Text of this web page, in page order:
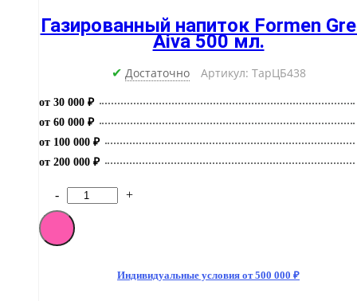
Газированный напиток Formen
Aiva 500 мл.
✔ Достаточно Артикул: ТарЦБ438
от 30 000 ₽
от 60 000 ₽
от 100 000 ₽
от 200 000 ₽
Количество
товара
Газированный
напиток
- +
Индивидуальные условия от 500 000 ₽